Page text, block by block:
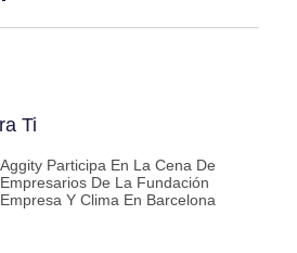
Ti
Aggity Participa En La Cena De
Empresarios De La Fundación
Empresa Y Clima En Barcelona